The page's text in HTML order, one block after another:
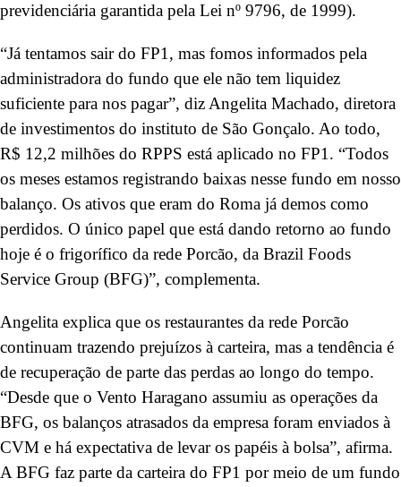
previdenciária garantida pela Lei nº 9796, de 1999).
“Já tentamos sair do FP1, mas fomos informados pela
administradora do fundo que ele não tem liquidez
suficiente para nos pagar”, diz Angelita Machado, diretora
de investimentos do instituto de São Gonçalo. Ao todo,
R$ 12,2 milhões do RPPS está aplicado no FP1. “Todos
os meses estamos registrando baixas nesse fundo em nosso
balanço. Os ativos que eram do Roma já demos como
perdidos. O único papel que está dando retorno ao fundo
hoje é o frigorífico da rede Porcão, da Brazil Foods
Service Group (BFG)”, complementa.
Angelita explica que os restaurantes da rede Porcão
continuam trazendo prejuízos à carteira, mas a tendência é
de recuperação de parte das perdas ao longo do tempo.
“Desde que o Vento Haragano assumiu as operações da
BFG, os balanços atrasados da empresa foram enviados à
CVM e há expectativa de levar os papéis à bolsa”, afirma.
A BFG faz parte da carteira do FP1 por meio de um fundo